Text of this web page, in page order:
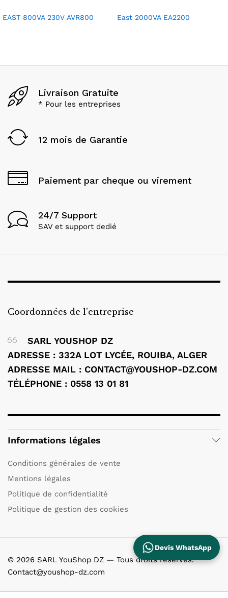
EAST 800VA 230V AVR800 East 2000VA EA2200
Livraison Gratuite
* Pour les entreprises
12 mois de Garantie
Paiement par cheque ou virement
24/7 Support
SAV et support dedié
Coordonnées de l'entreprise
SARL YOUSHOP DZ
ADRESSE : 332A LOT LYCÉE, ROUIBA, ALGER
ADRESSE MAIL : CONTACT@YOUSHOP-DZ.COM
TÉLÉPHONE : 0558 13 01 81
Informations légales
Conditions générales de vente
Mentions légales
Politique de confidentialité
Politique de gestion des cookies
© 2026 SARL YouShop DZ — Tous droits réservés.
Contact@youshop-dz.com
Devis WhatsApp